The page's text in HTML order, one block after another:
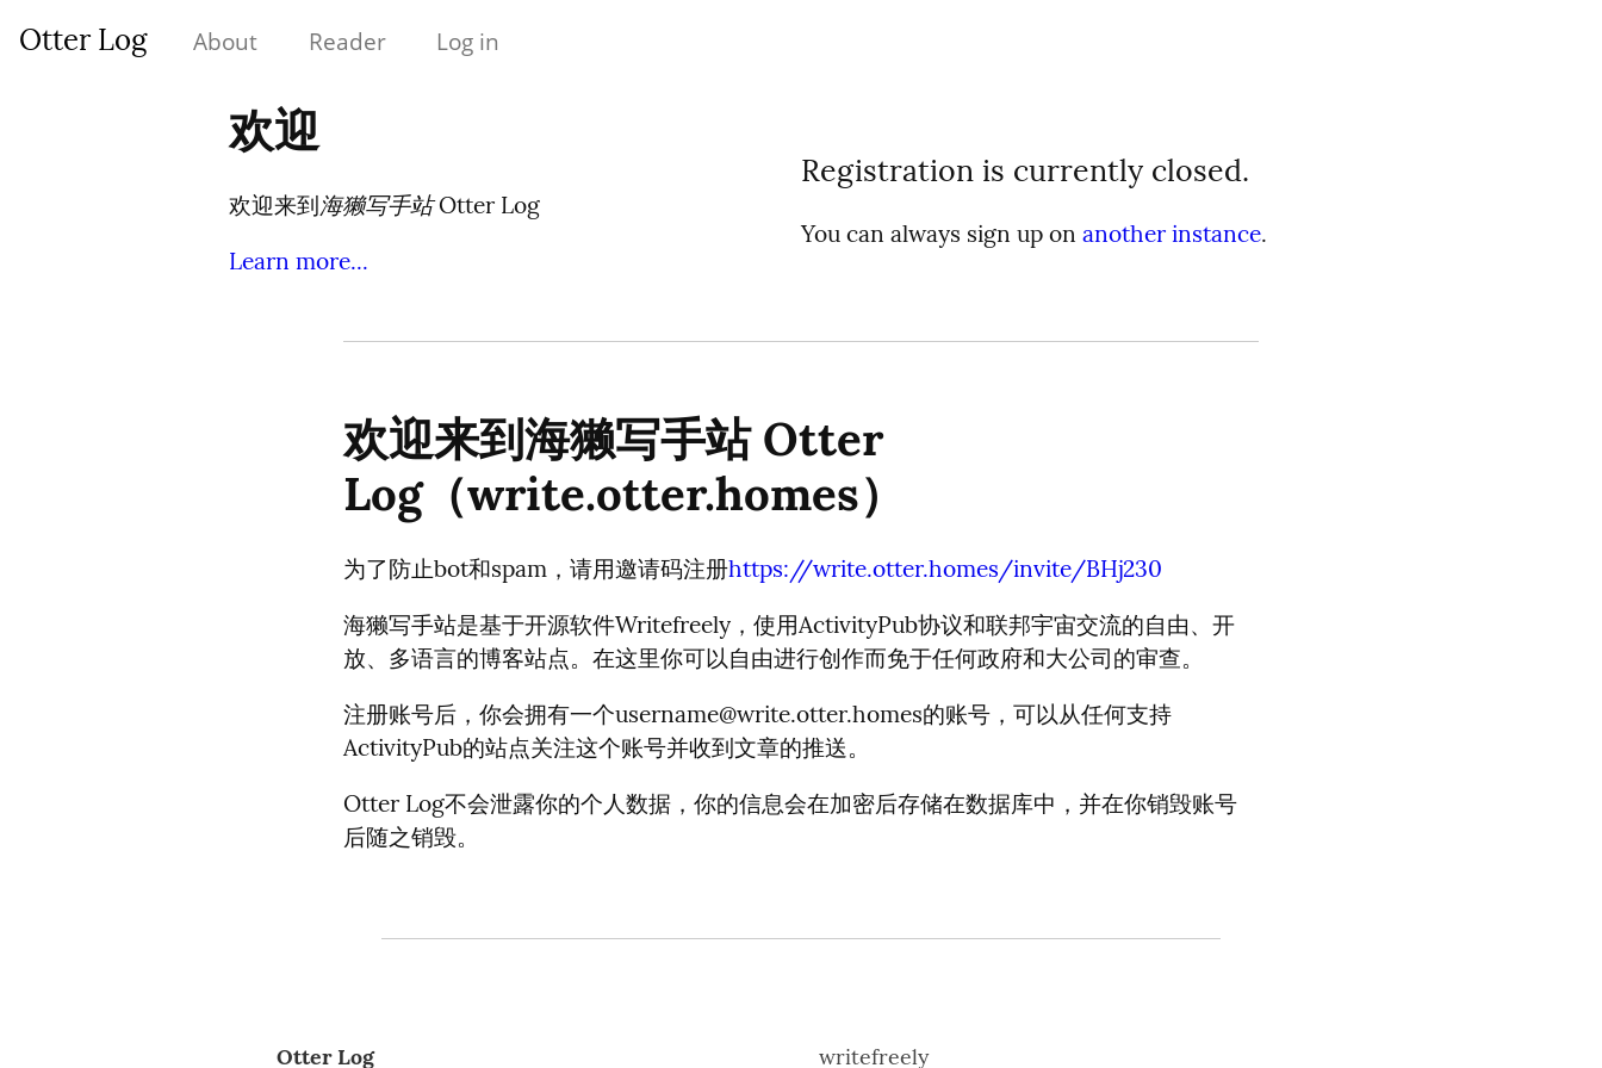
Otter Log About Reader Log in
欢迎
欢迎来到海獭写手站Otter Log
Learn more...
Registration is currently closed.
You can always sign up on another instance.
欢迎来到海獭写手站 Otter
Log（write.otter.homes）
为了防止bot和spam，请用邀请码注册https://write.otter.homes/invite/BHj230
海獭写手站是基于开源软件Writefreely，使用ActivityPub协议和联邦宇宙交流的自由、开
放、多语言的博客站点。在这里你可以自由进行创作而免于任何政府和大公司的审查。
注册账号后，你会拥有一个username@write.otter.homes的账号，可以从任何支持
ActivityPub的站点关注这个账号并收到文章的推送。
Otter Log不会泄露你的个人数据，你的信息会在加密后存储在数据库中，并在你销毁账号
后随之销毁。
Otter Log writefreely